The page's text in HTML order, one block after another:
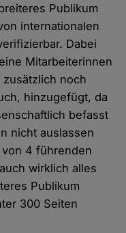
Publikum
internationalen
Dabei
Mitarbeiterinnen
noch
hinzugefügt, da
befasst
nicht auslassen
4 führenden
wirklich alles
Publikum
300 Seiten